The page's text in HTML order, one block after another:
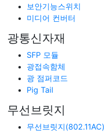
보안기능스위치
미디어 컨버터
광통신자재
SFP 모듈
광접속함체
광 점퍼코드
Pig Tail
무선브릿지
무선브릿지(802.11AC)